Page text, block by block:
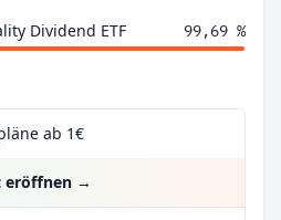
Dividend ETF
99,69 %
ab 1€
eröffnen →